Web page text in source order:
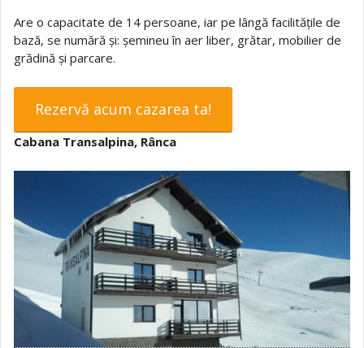
Are o capacitate de 14 persoane, iar pe lângă facilitățile de
bază, se numără și: șemineu în aer liber, grătar, mobilier de
grădină și parcare.
Rezervă acum cazarea ta!
Cabana Transalpina, Rânca